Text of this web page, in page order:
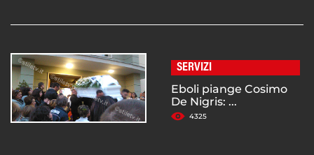
SERVIZI
Eboli piange Cosimo
De Nigris: ...
4325